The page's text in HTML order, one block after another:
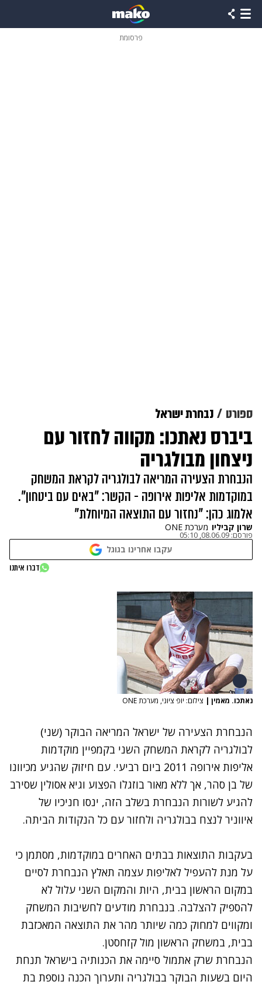
פרסומת
ספורט נבחרת ישראל
ביברס נאתכו: מקווה לחזור עם
ניצחון מבולגריה
הנבחרת הצעירה המריאה לבולגריה לקראת המשחק
במוקדמות אליפות אירופה - הקשר: "באים עם ביטחון".
אלמוג כהן: "נחזור עם התוצאה המיוחלת"
שרון קביליו מערכת ONE
פורסם:08.06.09, 05:10
עקבו אחרינו בגוגל
דברו איתנו
נאתכו. מאמין | צילום: יופ ציוני, מערכת ONE
הנבחרת הצעירה של ישראל המריאה הבוקר (שני)
לבולגריה לקראת המשחק השני בקמפיין מוקדמות
אליפות אירופה 2011 ביום רביעי. עם חיזוק שהגיע מכיוונו
של בן סהר, אך ללא מאור בוזגלו הפצוע וגיא אסולין שסירב
להגיע לשורות הנבחרת בשלב הזה, ינסו חניכיו של
איווניר לנצח בבולגריה ולחזור עם כל הנקודות הביתה.
בעקבות התוצאות בבתים האחרים במוקדמות, מסתמן כי
על מנת להעפיל לאליפות עצמה תאלץ הנבחרת לסיים
במקום הראשון בבית, היות והמקום השני עלול לא
להספיק להצלבה. בנבחרת מודעים לחשיבות המשחק
ומקווים למחוק כמה שיותר מהר את התוצאה המאכזבת
בבית, במשחק הראשון מול קזחסטן.
הנבחרת שרק אתמול סיימה את הכנותיה בישראל תנחת
היום בשעות הבוקר בבולגריה ותערוך הכנה נוספת בת